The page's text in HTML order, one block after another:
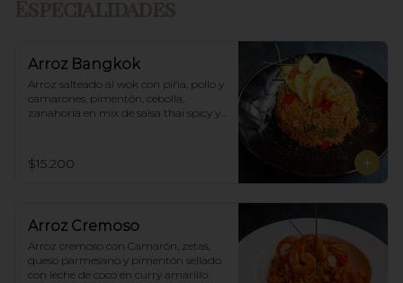
Arroz Bangkok
Arroz salteado al wok con piña, pollo y
camarones, pimentón, cebolla,
zanahoria en mix de salsa thai spicy y
$15.200
Arroz Cremoso
Arroz cremoso con Camarón, zetas,
queso parmesano y pimentón sellado
con leche de coco en curry amarillo.